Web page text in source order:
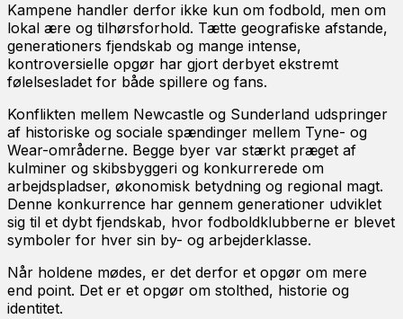
Kampene handler derfor ikke kun om fodbold, men om
lokal ære og tilhørsforhold. Tætte geografiske afstande,
generationers fjendskab og mange intense,
kontroversielle opgør har gjort derbyet ekstremt
følelsesladet for både spillere og fans.
Konflikten mellem Newcastle og Sunderland udspringer
af historiske og sociale spændinger mellem Tyne- og
Wear-områderne. Begge byer var stærkt præget af
kulminer og skibsbyggeri og konkurrerede om
arbejdspladser, økonomisk betydning og regional magt.
Denne konkurrence har gennem generationer udviklet
sig til et dybt fjendskab, hvor fodboldklubberne er blevet
symboler for hver sin by- og arbejderklasse.
Når holdene mødes, er det derfor et opgør om mere
end point. Det er et opgør om stolthed, historie og
identitet.